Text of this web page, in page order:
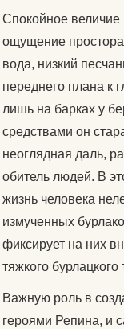
Спокойное
ощущение
вода, низкий
переднего плана к
лишь на барках у
средствами он
неоглядная даль,
обитель людей. В
жизнь человека
измученных
фиксирует на них
тяжкого бурлацкого
Важную роль в
героями Репина, и